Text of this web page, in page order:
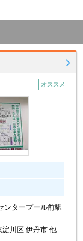
オススメ
ンタープール前駅
淀川区 伊丹市 他